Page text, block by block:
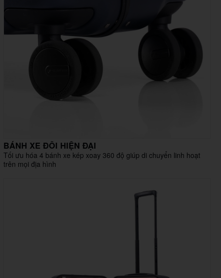
BÁNH XE ĐÔI HIỆN ĐẠI
Tối ưu hóa 4 bánh xe kép xoay 360 độ giúp di chuyển linh hoạt
trên mọi địa hình